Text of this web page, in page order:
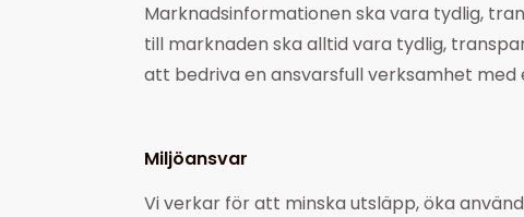
Marknadsinformationen ska vara tydlig,
till marknaden ska alltid vara tydlig,
att bedriva en ansvarsfull verksamhet med
Miljöansvar
Vi verkar för att minska utsläpp, öka